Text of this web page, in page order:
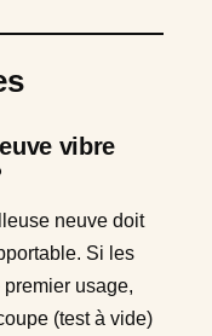
vibre
neuve doit
Si les
usage,
(test à vide)